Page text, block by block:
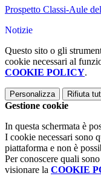
Prospetto Classi-Aule
Notizie
Questo sito o gli
cookie necessari al
COOKIE POLICY.
Personalizza Rifiuta
Gestione cookie
In questa schermata è
I cookie necessari sono
piattaforma e non è
Per conoscere quali
visionare la COOKIE